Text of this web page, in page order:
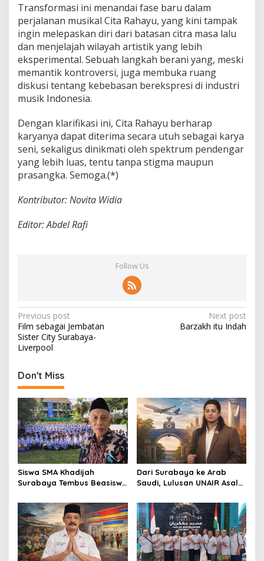
Transformasi ini menandai fase baru dalam
perjalanan musikal Cita Rahayu, yang kini tampak
ingin melepaskan diri dari batasan citra masa lalu
dan menjelajah wilayah artistik yang lebih
eksperimental. Sebuah langkah berani yang, meski
memantik kontroversi, juga membuka ruang
diskusi tentang kebebasan berekspresi di industri
musik Indonesia.
Dengan klarifikasi ini, Cita Rahayu berharap
karyanya dapat diterima secara utuh sebagai karya
seni, sekaligus dinikmati oleh spektrum pendengar
yang lebih luas, tentu tanpa stigma maupun
prasangka. Semoga.(*)
Kontributor: Novita Widia
Editor: Abdel Rafi
Follow Us
P
o
s
t
n
a
v
i
g
a
t
i
o
n
Previous post
Film sebagai Jembatan
Sister City Surabaya-
Liverpool
Next post
Barzakh itu Indah
Don't Miss
Siswa SMA Khadijah
Surabaya Tembus Beasiswa
Jalur Prestasi
Dari Surabaya ke Arab
Saudi, Lulusan UNAIR Asal
Kreatif Global